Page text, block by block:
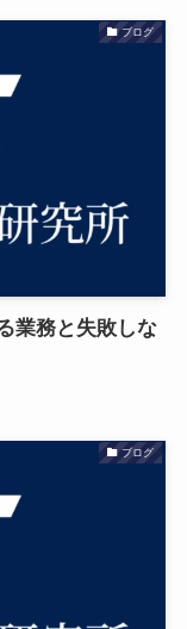
ブログ
業務と失敗しな
ブログ